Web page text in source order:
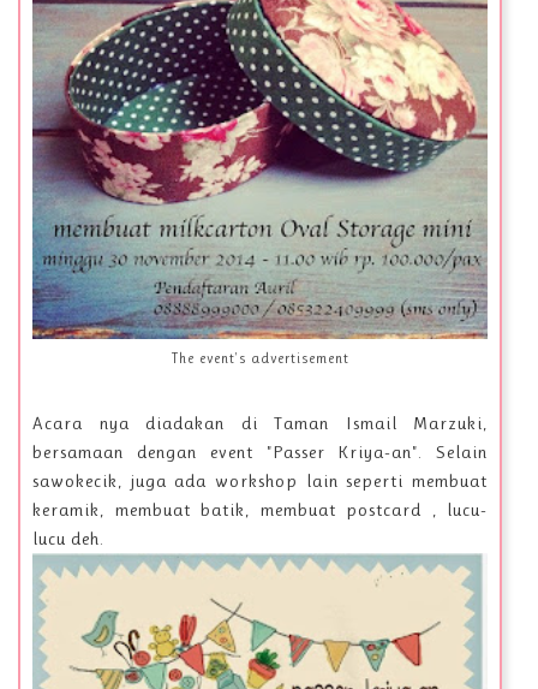
The event's advertisement
Acara nya diadakan di Taman Ismail Marzuki,
bersamaan dengan event "Passer Kriya-an". Selain
sawokecik, juga ada workshop lain seperti membuat
keramik, membuat batik, membuat postcard , lucu-
lucu deh.